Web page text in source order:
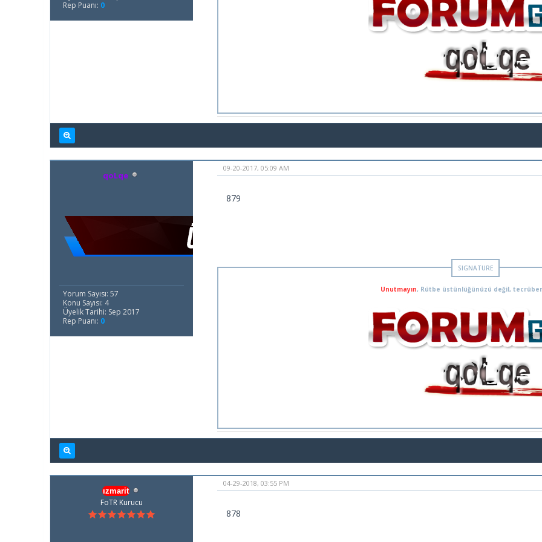
Rep Puanı: 0
qoLqe
Yorum Sayısı: 57
Konu Sayısı: 4
Üyelik Tarihi: Sep 2017
Rep Puanı: 0
09-20-2017, 05:09 AM
879
Unutmayın, Rütbe üstünlüğünüzü değil,
ızmarit
FoTR Kurucu
04-29-2018, 03:55 PM
878